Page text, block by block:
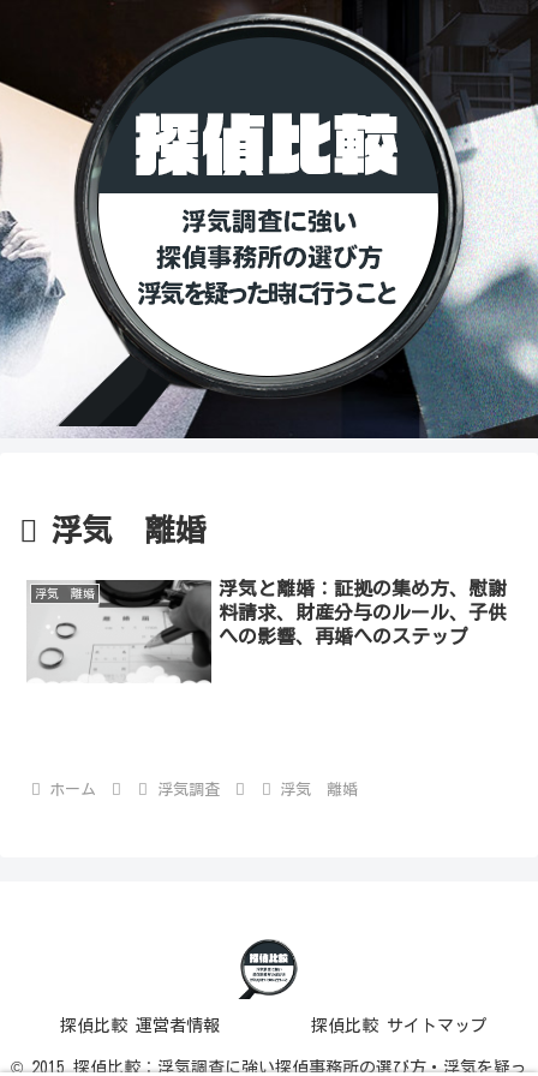
浮気 離婚
浮気 離婚
浮気と離婚：証拠の集め方、慰謝
料請求、財産分与のルール、子供
への影響、再婚へのステップ
ホーム 浮気調査 浮気 離婚
探偵比較 運営者情報 探偵比較 サイトマップ
© 2015 探偵比較：浮気調査に強い探偵事務所の選び方・浮気を疑っ